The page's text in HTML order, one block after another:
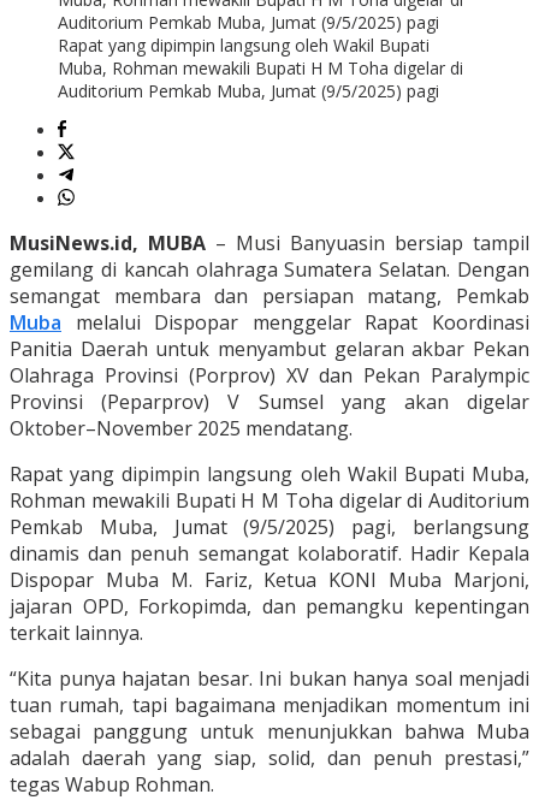
Rapat yang dipimpin langsung oleh Wakil Bupati
Muba, Rohman mewakili Bupati H M Toha digelar di
Auditorium Pemkab Muba, Jumat (9/5/2025) pagi
MusiNews.id, MUBA – Musi Banyuasin bersiap tampil
gemilang di kancah olahraga Sumatera Selatan. Dengan
semangat membara dan persiapan matang, Pemkab
Muba melalui Dispopar menggelar Rapat Koordinasi
Panitia Daerah untuk menyambut gelaran akbar Pekan
Olahraga Provinsi (Porprov) XV dan Pekan Paralympic
Provinsi (Peparprov) V Sumsel yang akan digelar
Oktober–November 2025 mendatang.
Rapat yang dipimpin langsung oleh Wakil Bupati Muba,
Rohman mewakili Bupati H M Toha digelar di Auditorium
Pemkab Muba, Jumat (9/5/2025) pagi, berlangsung
dinamis dan penuh semangat kolaboratif. Hadir Kepala
Dispopar Muba M. Fariz, Ketua KONI Muba Marjoni,
jajaran OPD, Forkopimda, dan pemangku kepentingan
terkait lainnya.
“Kita punya hajatan besar. Ini bukan hanya soal menjadi
tuan rumah, tapi bagaimana menjadikan momentum ini
sebagai panggung untuk menunjukkan bahwa Muba
adalah daerah yang siap, solid, dan penuh prestasi,”
tegas Wabup Rohman.